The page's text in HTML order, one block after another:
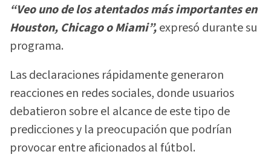
“Veo uno de los atentados más importantes en
Houston, Chicago o Miami”,expresó durante su
programa.
Las declaraciones rápidamente generaron
reacciones en redes sociales, donde usuarios
debatieron sobre el alcance de este tipo de
predicciones y la preocupación que podrían
provocar entre aficionados al fútbol.